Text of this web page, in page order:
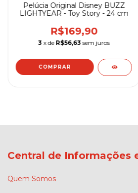
Pelúcia Original Disney BUZZ
LIGHTYEAR - Toy Story - 24 cm
R$169,90
3 x de R$56,63 sem juros
Central de Informações
Quem Somos